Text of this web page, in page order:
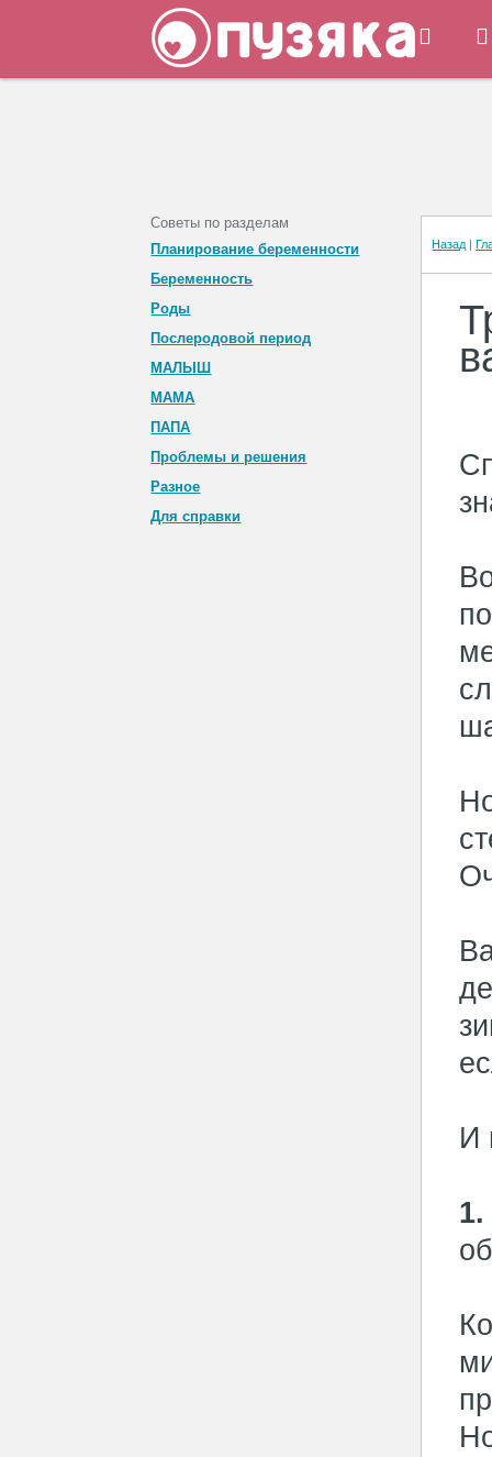
Советы по разделам
Планирование беременности
Беременность
Роды
Послеродовой период
МАЛЫШ
МАМА
ПАПА
Проблемы и решения
Разное
Для справки
Назад |
И